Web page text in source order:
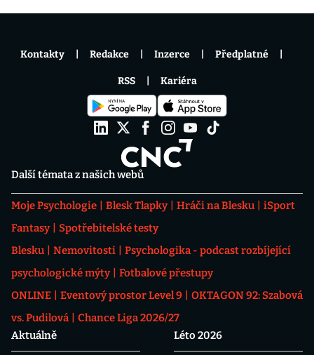
Další témata z našich webů
Moje Psychologie Blesk Tlapky Hráči na Blesku
iSport
Fantasy
Spotřebitelské testy
Blesku
Nemovitosti
Psychologika - podcast rozbíjející
psychologické mýty
Fotbalové přestupy
ONLINE
Eventový prostor Level 9
OKTAGON 92: Szabová
vs. Pudilová
Chance Liga 2026/27
Aktuálně
Léto 2026
Kontakty Redakce Inzerce Předplatné
RSS Kariéra